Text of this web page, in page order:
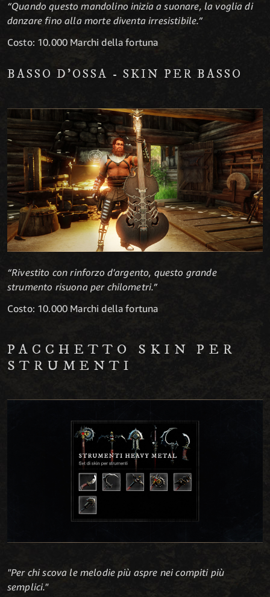
“Quando questo mandolino inizia a suonare, la voglia di
danzare fino alla morte diventa irresistibile.”
Costo: 10.000 Marchi della fortuna
BASSO D'OSSA - SKIN PER BASSO
“Rivestito con rinforzo d'argento, questo grande
strumento risuona per chilometri.”
Costo: 10.000 Marchi della fortuna
PACCHETTO SKIN PER
STRUMENTI
"Per chi scova le melodie più aspre nei compiti più
semplici."